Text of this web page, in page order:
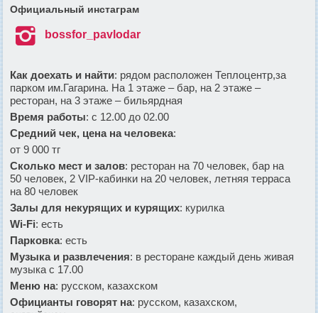
Официальный инстаграм
 bossfor_pavlodar
Как доехать и найти: рядом расположен Теплоцентр,за
парком им.Гагарина. На 1 этаже – бар, на 2 этаже –
ресторан, на 3 этаже – бильярдная
Время работы: с 12.00 до 02.00
Средний чек, цена на человека:
от 9 000 тг
Сколько мест и залов: ресторан на 70 человек, бар на
50 человек, 2 VIP-кабинки на 20 человек, летняя терраса
на 80 человек
Залы для некурящих и курящих: курилка
Wi-Fi: есть
Парковка: есть
Музыка и развлечения: в ресторане каждый день живая
музыка с 17.00
Меню на: русском, казахском
Официанты говорят на: русском, казахском,